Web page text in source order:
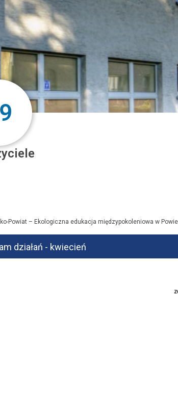
Powiat – Ekologiczna edukacja międzypokoleniowa w
działań - kwiecień